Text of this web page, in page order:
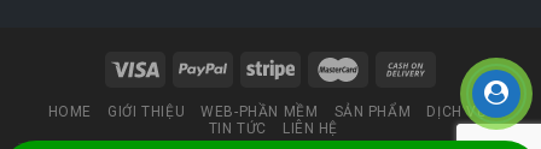
HOME GIỚI THIỆU WEB-PHẦN MỀM SẢN PHẨM
DỊCH VỤ
TIN TỨC
LIÊN HỆ